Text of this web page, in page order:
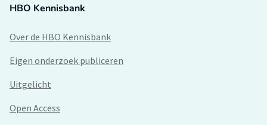
HBO Kennisbank
Over de HBO Kennisbank
Eigen onderzoek publiceren
Uitgelicht
Open Access